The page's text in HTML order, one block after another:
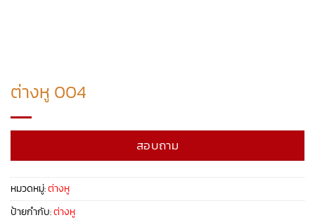
ต่างหู 004
สอบถาม
หมวดหมู่:ต่างหู
ป้ายกำกับ:ต่างหู